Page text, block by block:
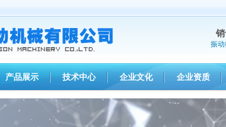
销
振
产品展示 技术中心 企业文化 企业资质